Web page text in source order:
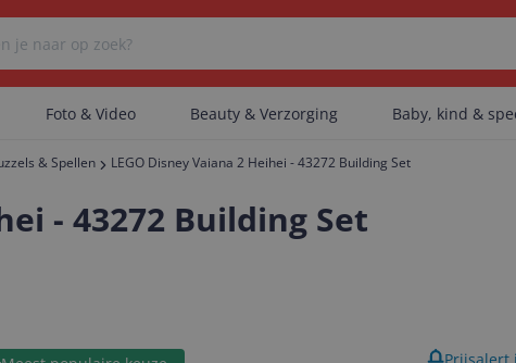
Er zijn geen categorieën gevonden.
Foto & Video Beauty & Verzorging Baby, kind &
& Spellen LEGO Disney Vaiana 2 Heihei - 43272 Building Set
- 43272 Building Set
Prijsalert